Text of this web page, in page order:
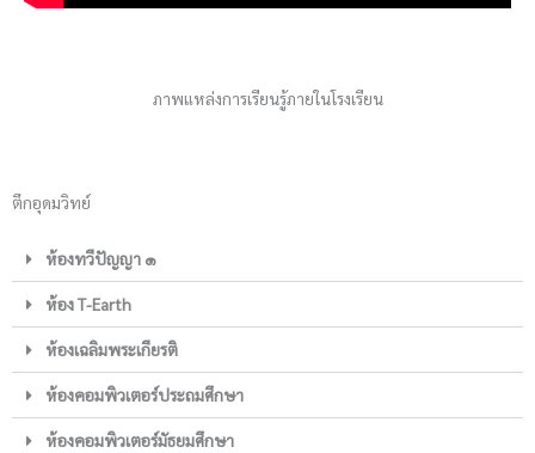
ภาพแหล่งการเรียนรู้ภายในโรงเรียน
ตึกอุดมวิทย์
ห้องทวีปัญญา ๑
ห้อง T-Earth
ห้องเฉลิมพระเกียรติ
ห้องคอมพิวเตอร์ประถมศึกษา
ห้องคอมพิวเตอร์มัธยมศึกษา